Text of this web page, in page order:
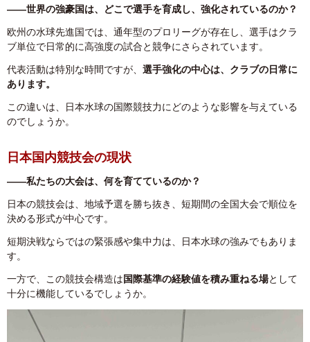
――世界の強豪国は、どこで選手を育成し、強化されているのか？
欧州の水球先進国では、通年型のプロリーグが存在し、選手はクラ
ブ単位で日常的に高強度の試合と競争にさらされています。
代表活動は特別な時間ですが、 選手強化の中心は、クラブの日常に
あります。
この違いは、日本水球の国際競技力にどのような影響を与えている
のでしょうか。
日本国内競技会の現状
――私たちの大会は、何を育てているのか？
日本の競技会は、地域予選を勝ち抜き、短期間の全国大会で順位を
決める形式が中心です。
短期決戦ならではの緊張感や集中力は、日本水球の強みでもありま
す。
一方で、この競技会構造は国際基準の経験値を積み重ねる場として
十分に機能しているでしょうか。